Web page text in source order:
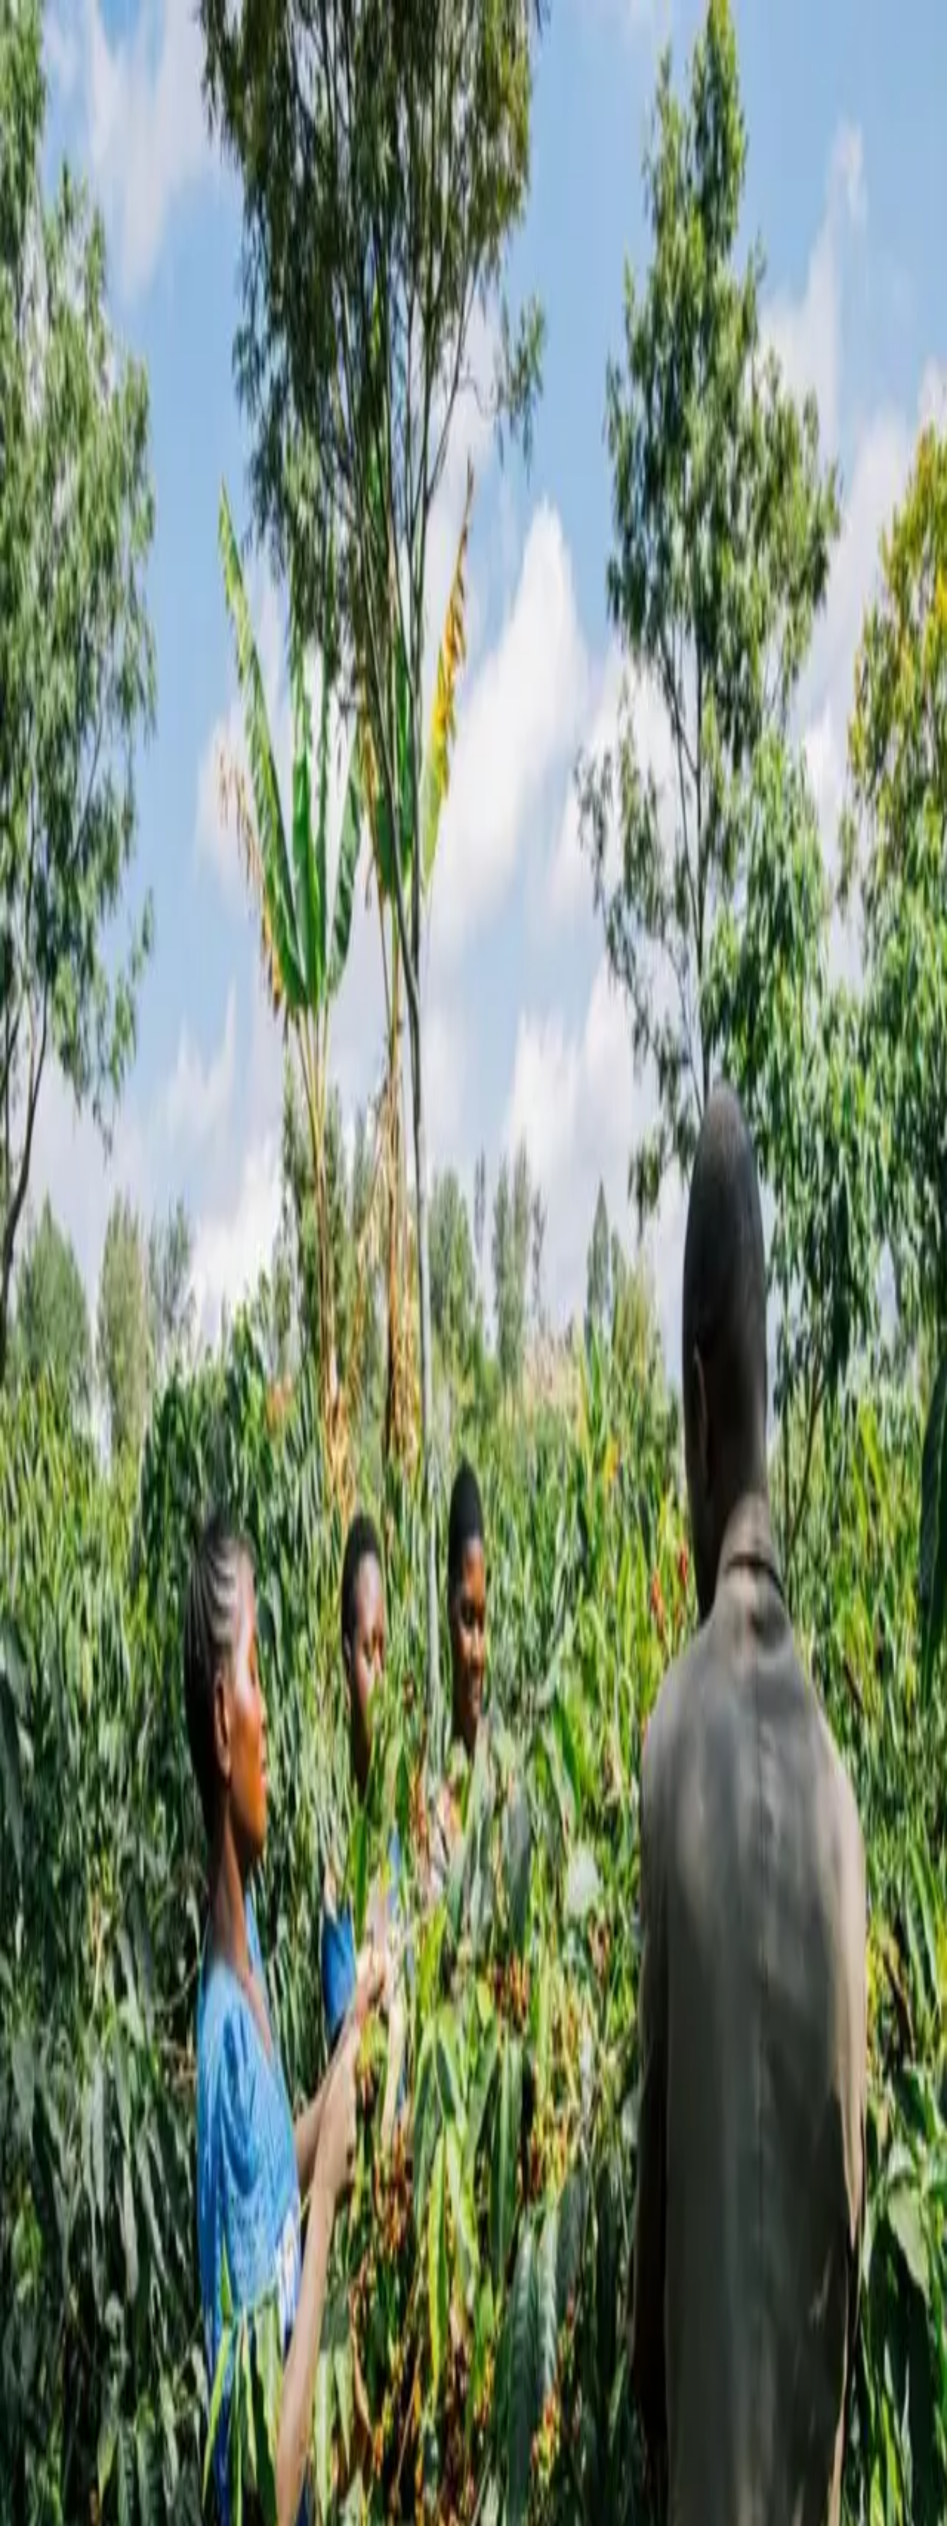
Loading page...
Please wait...
Подписаться
ع RU
RU
интервью
новости
Размышления
Исследования
Главная новости
Устойчивый кофе: эксцельса и либерика дают надежду
новости
Устойчивый кофе: эксцельса и либерика дают надежду
Qahwa World
1 июня 2026 г.
5 Мин. чтение
Поделиться
Автор:Qahwa World